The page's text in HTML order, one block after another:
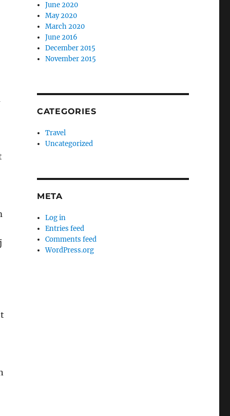
June 2020
May 2020
March 2020
June 2016
December 2015
November 2015
CATEGORIES
Travel
Uncategorized
META
Log in
Entries feed
Comments feed
WordPress.org